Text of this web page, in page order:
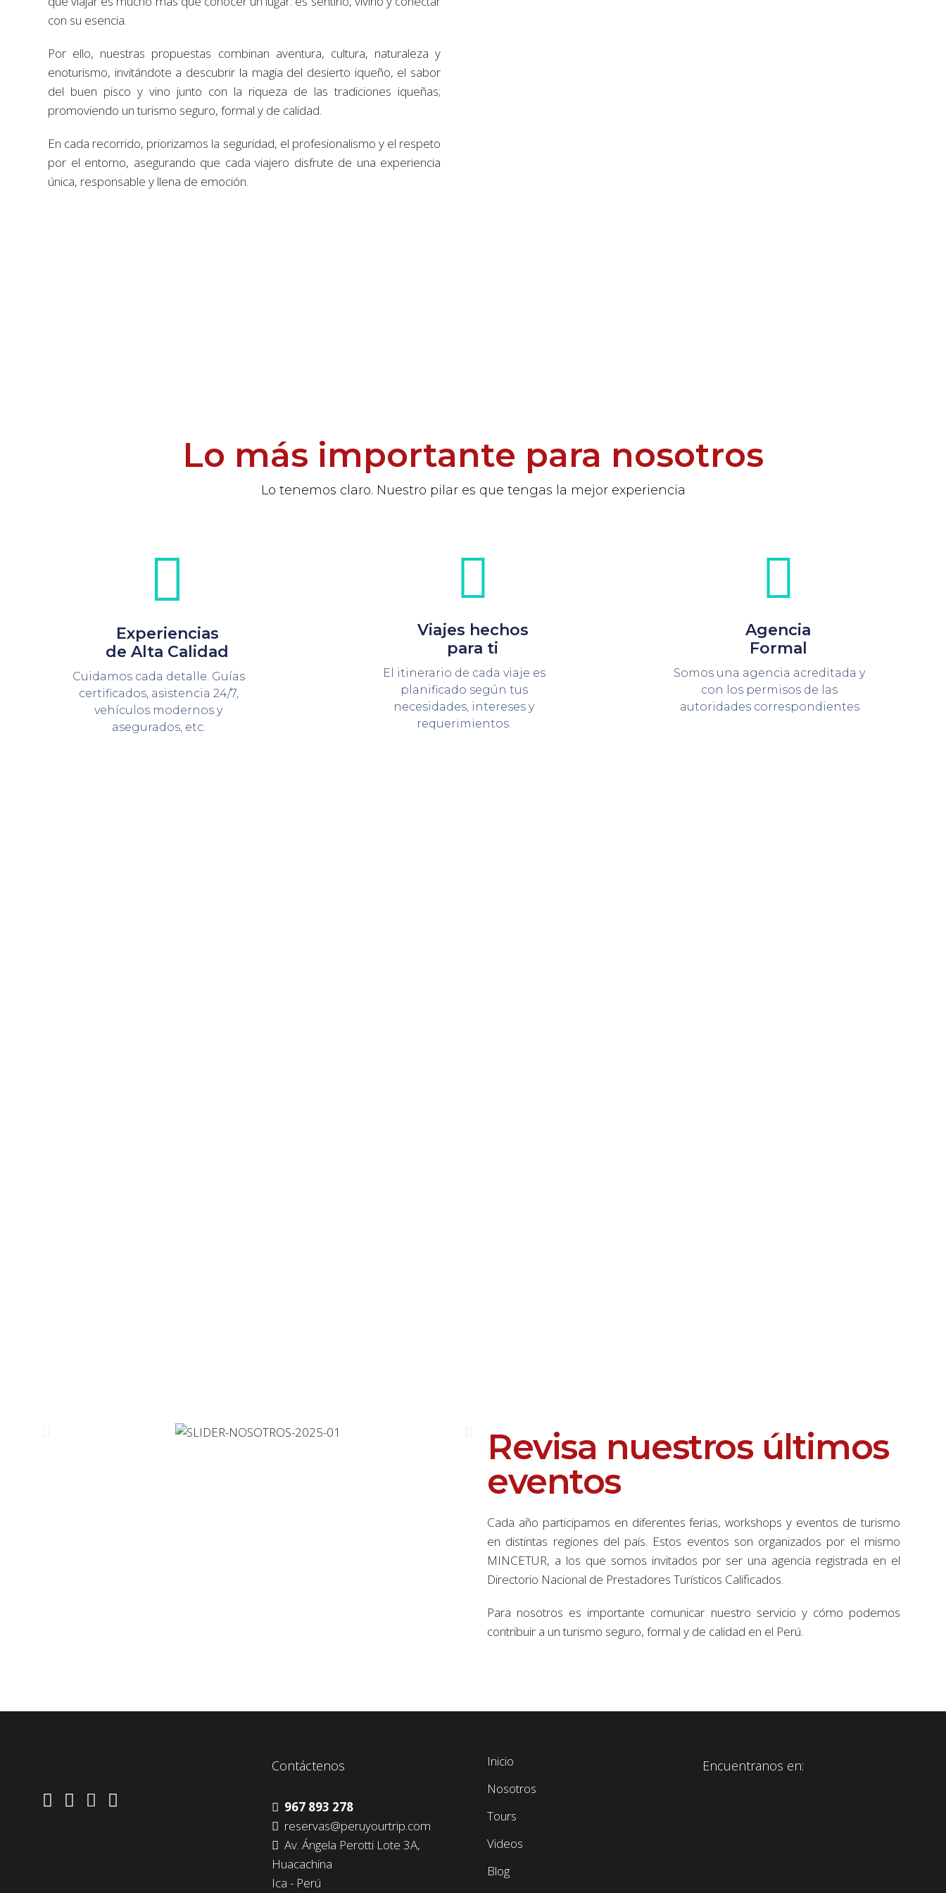
con su esencia.
Por ello, nuestras propuestas combinan aventura, cultura, naturaleza y
enoturismo, invitándote a descubrir la magia del desierto iqueño, el sabor
del buen pisco y vino junto con la riqueza de las tradiciones iqueñas;
promoviendo un turismo seguro, formal y de calidad.
En cada recorrido, priorizamos la seguridad, el profesionalismo y el respeto
por el entorno, asegurando que cada viajero disfrute de una experiencia
única, responsable y llena de emoción.
Lo más importante para nosotros
Lo tenemos claro. Nuestro pilar es que tengas la mejor experiencia
Experiencias
de Alta Calidad
Cuidamos cada detalle. Guías
certificados, asistencia 24/7,
vehículos modernos y
asegurados, etc.
Viajes hechos
para ti
El itinerario de cada viaje es
planificado según tus
necesidades, intereses y
requerimientos.
Agencia
Formal
Somos una agencia acreditada y
con los permisos de las
autoridades correspondientes
Revisa nuestros últimos
eventos
Cada año participamos en diferentes ferias, workshops y eventos de turismo
en distintas regiones del país. Estos eventos son organizados por el mismo
MINCETUR, a los que somos invitados por ser una agencia registrada en el
Directorio Nacional de Prestadores Turísticos Calificados.
Para nosotros es importante comunicar nuestro servicio y cómo podemos
contribuir a un turismo seguro, formal y de calidad en el Perú.
Contáctenos
967 893 278
reservas@peruyourtrip.com
Av. Ángela Perotti Lote 3A,
Huacachina
Ica - Perú
Inicio
Nosotros
Tours
Videos
Blog
Encuentranos en: